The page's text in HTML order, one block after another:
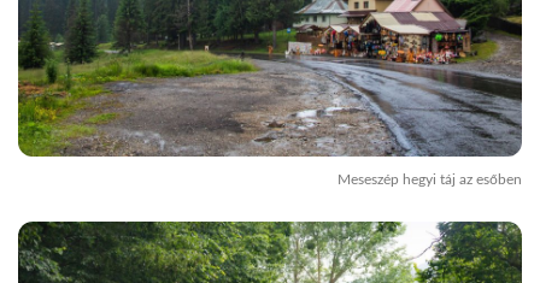
Meseszép hegyi táj az esőben